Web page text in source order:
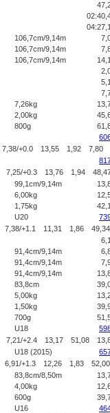
106,7cm/9,14m
106,7cm/9,14m
106,7cm/9,14m
7,26kg
2,00kg
800g
7,38/+0.0 13,55 1,92
7,80
7,25/+0.3 13,76 1,94
99,1cm/9,14m
6,00kg
1,75kg
U20
7,38/+1.1 11,31 1,86
49,34
91,4cm/9,14m
91,4cm/9,14m
91,4cm/9,14m
83,8cm
5,00kg
1,50kg
700g
U18
7,21/+2.4 13,17 51,08
U18 (2015)
6,91/+1.3 12,26 1,83
52,00
83,8cm/8,50m
4,00kg
600g
U16